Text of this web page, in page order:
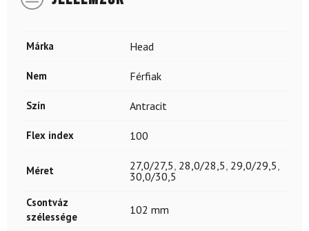
Márka Head
Nem Férfiak
Szín Antracit
Flex index 100
Méret 27,0/27,5 28,0/28,5 29,0/29,5
30,0/30,5
Csontváz
szélessége
102 mm